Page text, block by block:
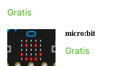
Gratis
micro:bit
Gratis